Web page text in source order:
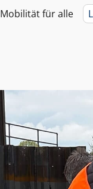
Mobilität für alle